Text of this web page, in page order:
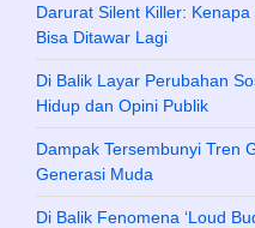
Darurat Silent Killer:
Bisa Ditawar Lagi
Di Balik Layar Perubahan
Hidup dan Opini Publik
Dampak Tersembunyi Tren
Generasi Muda
Di Balik Fenomena ‘Loud